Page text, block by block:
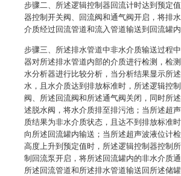
步骤二、所述逻辑控制器回流计时达到预定
器控制开关阀、回流阀和通气阀开启，将排
介质经过回流管道和流入管道输送到回流罐内
步骤三、所述排水管道中非水介质输送过程
器对所述排水管道内部的介质进行检测，检
水分析器进行比较分析，当分析结果显示所
水，且水介质达到排放标准时，所述逻辑控
阀、所述回流阀和所述通气阀关闭，同时所
述脱水阀，将水介质排至排污池；当所述超
质结果为非水介质状态，且达不到排放标准
向所述回流罐内输送；当所述超声波液位计
高度上升到预定值时，所述逻辑控制器控制
制回流泵开启，将所述回流罐内的非水介质通
所述回流管道和所述排水管道输送回所述储